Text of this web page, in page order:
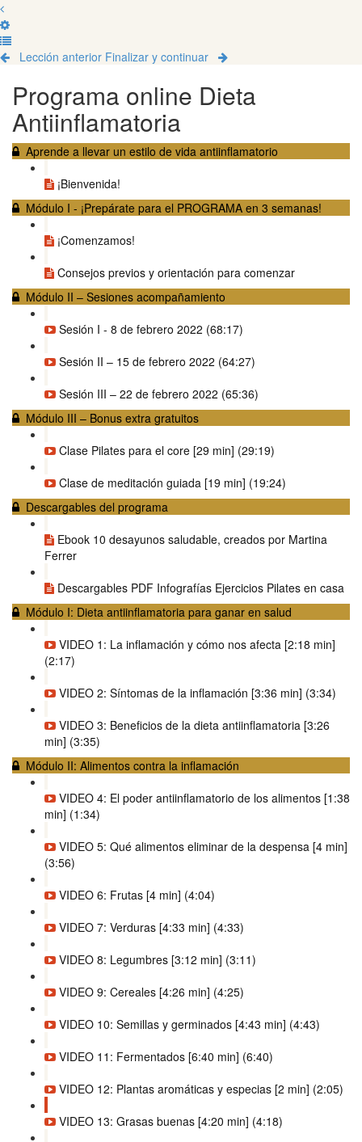
Lección anterior Finalizar y continuar
Programa online Dieta
Antiinflamatoria
Aprende a llevar un estilo de vida antiinflamatorio
¡Bienvenida!
Módulo I - ¡Prepárate para el PROGRAMA en 3 semanas!
¡Comenzamos!
Consejos previos y orientación para comenzar
Módulo II – Sesiones acompañamiento
Sesión I - 8 de febrero 2022 (68:17)
Sesión II – 15 de febrero 2022 (64:27)
Sesión III – 22 de febrero 2022 (65:36)
Módulo III – Bonus extra gratuitos
Clase Pilates para el core [29 min] (29:19)
Clase de meditación guiada [19 min] (19:24)
Descargables del programa
Ebook 10 desayunos saludable, creados por Martina
Ferrer
Descargables PDF Infografías Ejercicios Pilates en casa
Módulo I: Dieta antiinflamatoria para ganar en salud
VIDEO 1: La inflamación y cómo nos afecta [2:18 min]
(2:17)
VIDEO 2: Síntomas de la inflamación [3:36 min] (3:34)
VIDEO 3: Beneficios de la dieta antiinflamatoria [3:26
min] (3:35)
Módulo II: Alimentos contra la inflamación
VIDEO 4: El poder antiinflamatorio de los alimentos [1:38
min] (1:34)
VIDEO 5: Qué alimentos eliminar de la despensa [4 min]
(3:56)
VIDEO 6: Frutas [4 min] (4:04)
VIDEO 7: Verduras [4:33 min] (4:33)
VIDEO 8: Legumbres [3:12 min] (3:11)
VIDEO 9: Cereales [4:26 min] (4:25)
VIDEO 10: Semillas y germinados [4:43 min] (4:43)
VIDEO 11: Fermentados [6:40 min] (6:40)
VIDEO 12: Plantas aromáticas y especias [2 min] (2:05)
VIDEO 13: Grasas buenas [4:20 min] (4:18)